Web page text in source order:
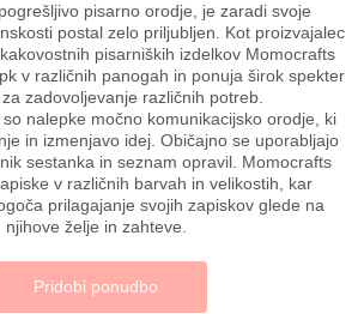
pisarno orodje, je zaradi svoje
postal zelo priljubljen. Kot proizvajalec
pisarniških izdelkov Momocrafts
v različnih panogah in ponuja širok spekter
zadovoljevanje različnih potreb.
nalepke močno komunikacijsko orodje, ki
in izmenjavo idej. Običajno se uporabljajo
sestanka in seznam opravil. Momocrafts
v različnih barvah in velikostih, kar
prilagajanje svojih zapiskov glede na
njihove želje in zahteve.
Pridobi ponudbo